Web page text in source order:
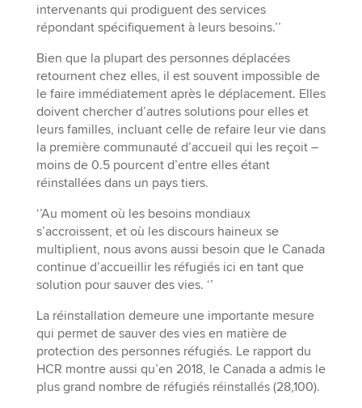
intervenants qui prodiguent des services
répondant spécifiquement à leurs besoins.’’
Bien que la plupart des personnes déplacées
retournent chez elles, il est souvent impossible de
le faire immédiatement après le déplacement. Elles
doivent chercher d’autres solutions pour elles et
leurs familles, incluant celle de refaire leur vie dans
la première communauté d’accueil qui les reçoit –
moins de 0.5 pourcent d’entre elles étant
réinstallées dans un pays tiers.
‘’Au moment où les besoins mondiaux
s’accroissent, et où les discours haineux se
multiplient, nous avons aussi besoin que le Canada
continue d’accueillir les réfugiés ici en tant que
solution pour sauver des vies. ‘’
La réinstallation demeure une importante mesure
qui permet de sauver des vies en matière de
protection des personnes réfugiés. Le rapport du
HCR montre aussi qu’en 2018, le Canada a admis le
plus grand nombre de réfugiés réinstallés (28,100).